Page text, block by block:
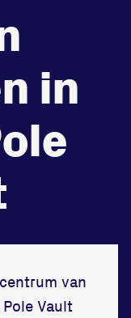
in
van
Vault